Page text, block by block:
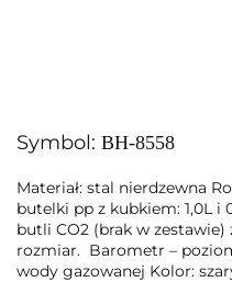
Symbol: BH-8558
Materiał: stal nierdzewna
butelki pp z kubkiem: 1,0L i
butli CO2 (brak w
rozmiar. Barometr –
wody gazowanej Kolor: